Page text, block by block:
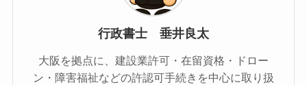
行政書士 垂井良太
大阪を拠点に、建設業許可・在留資格・ドロー
ン・障害福祉などの許認可手続きを中心に取り扱